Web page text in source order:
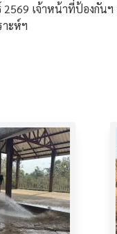
เจ้าหน้าที่ป้องกัน
าะห์ฯ